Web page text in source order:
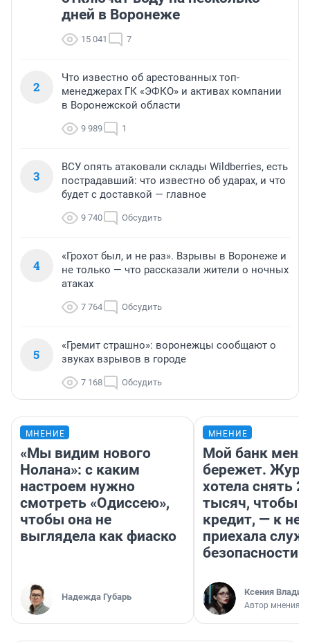
дней в Воронеже
15 041 7
2
Что известно об арестованных топ-
менеджерах ГК «ЭФКО» и активах компании
в Воронежской области
9 989 1
3
ВСУ опять атаковали склады Wildberries, есть
пострадавший: что известно об ударах, и что
будет с доставкой — главное
9 740 Обсудить
4
«Грохот был, и не раз». Взрывы в Воронеже и
не только — что рассказали жители о ночных
атаках
7 764 Обсудить
5
«Гремит страшно»: воронежцы сообщают о
звуках взрывов в городе
7 168 Обсудить
МНЕНИЕ
«Мы видим нового
Нолана»: с каким
настроем нужно
смотреть «Одиссею»,
чтобы она не
выглядела как фиаско
Надежда Губарь
МНЕНИЕ
Мой банк меня
бережет.
хотела снять
тысяч, чтобы
кредит, — к
приехала
безопасности
Ксения
Автор мнения